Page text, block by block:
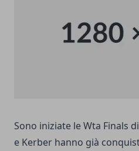
Sono iniziate le Wta Finals
e Kerber hanno già